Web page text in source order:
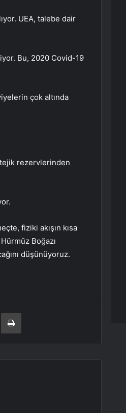
UEA, talebe dair
Bu, 2020 Covid-19
çok altında
rezervlerinden
fiziki akışın kısa
Boğazı
düşünüyoruz.
E-Posta ile paylaş Yazdır